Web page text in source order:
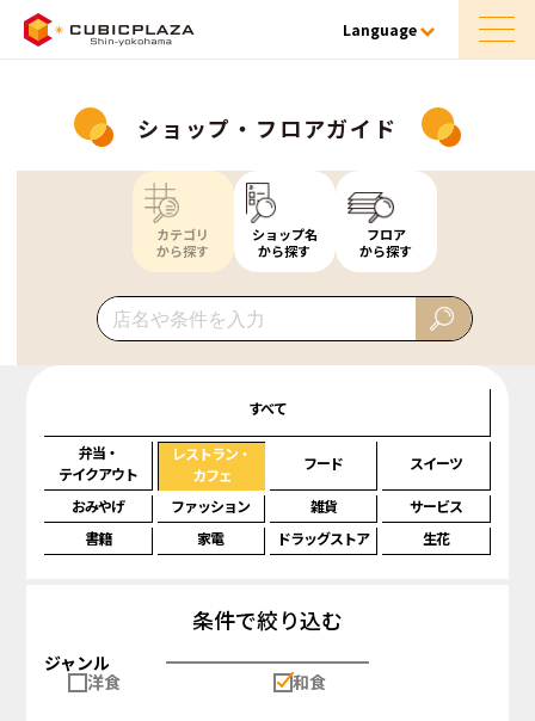
Language
ショップ・フロアガイド
カテゴリ
から探す
ショップ名
から探す
フロア
から探す
すべて
弁当・
テイクアウト
レストラン・
カフェ
フード スイーツ
おみやげ ファッション 雑貨
サービス
書籍
家電 ドラッグストア 生花
条件で絞り込む
ジャンル
洋食
和食